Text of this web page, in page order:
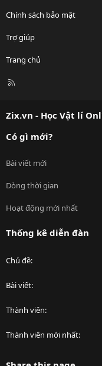
Chính sách bảo mật
Trợ giúp
Trang chủ
R
Zix.vn - Học Vật lí
Có gì mới?
Bài viết mới
Dòng thời gian
Hoạt động mới nhất
Thống kê diễn đàn
Chủ đề
Bài viết
Thành viên
Thành viên mới nhất